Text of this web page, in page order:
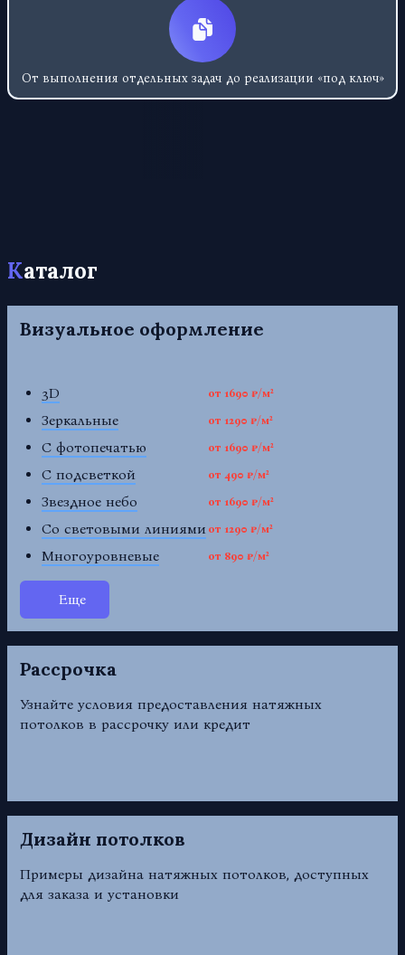
От выполнения отдельных задач до реализации «под ключ»
Каталог
Визуальное оформление
3D от 1690 ₽/м²
Зеркальные от 1290 ₽/м²
С фотопечатью от 1690 ₽/м²
С подсветкой от 490 ₽/м²
Звездное небо от 1690 ₽/м²
Со световыми линиями от 1290 ₽/м²
Многоуровневые от 890 ₽/м²
Еще
Рассрочка
Узнайте условия предоставления натяжных
потолков в рассрочку или кредит
Дизайн потолков
Примеры дизайна натяжных потолков, доступных
для заказа и установки